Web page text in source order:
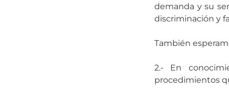
demanda y su
discriminación y
También
2.- En
procedimientos